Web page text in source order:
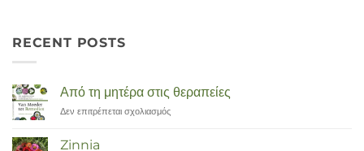
RECENT POSTS
Από τη μητέρα στις θεραπείες
Δεν επιτρέπεται σχολιασμός
Zinnia